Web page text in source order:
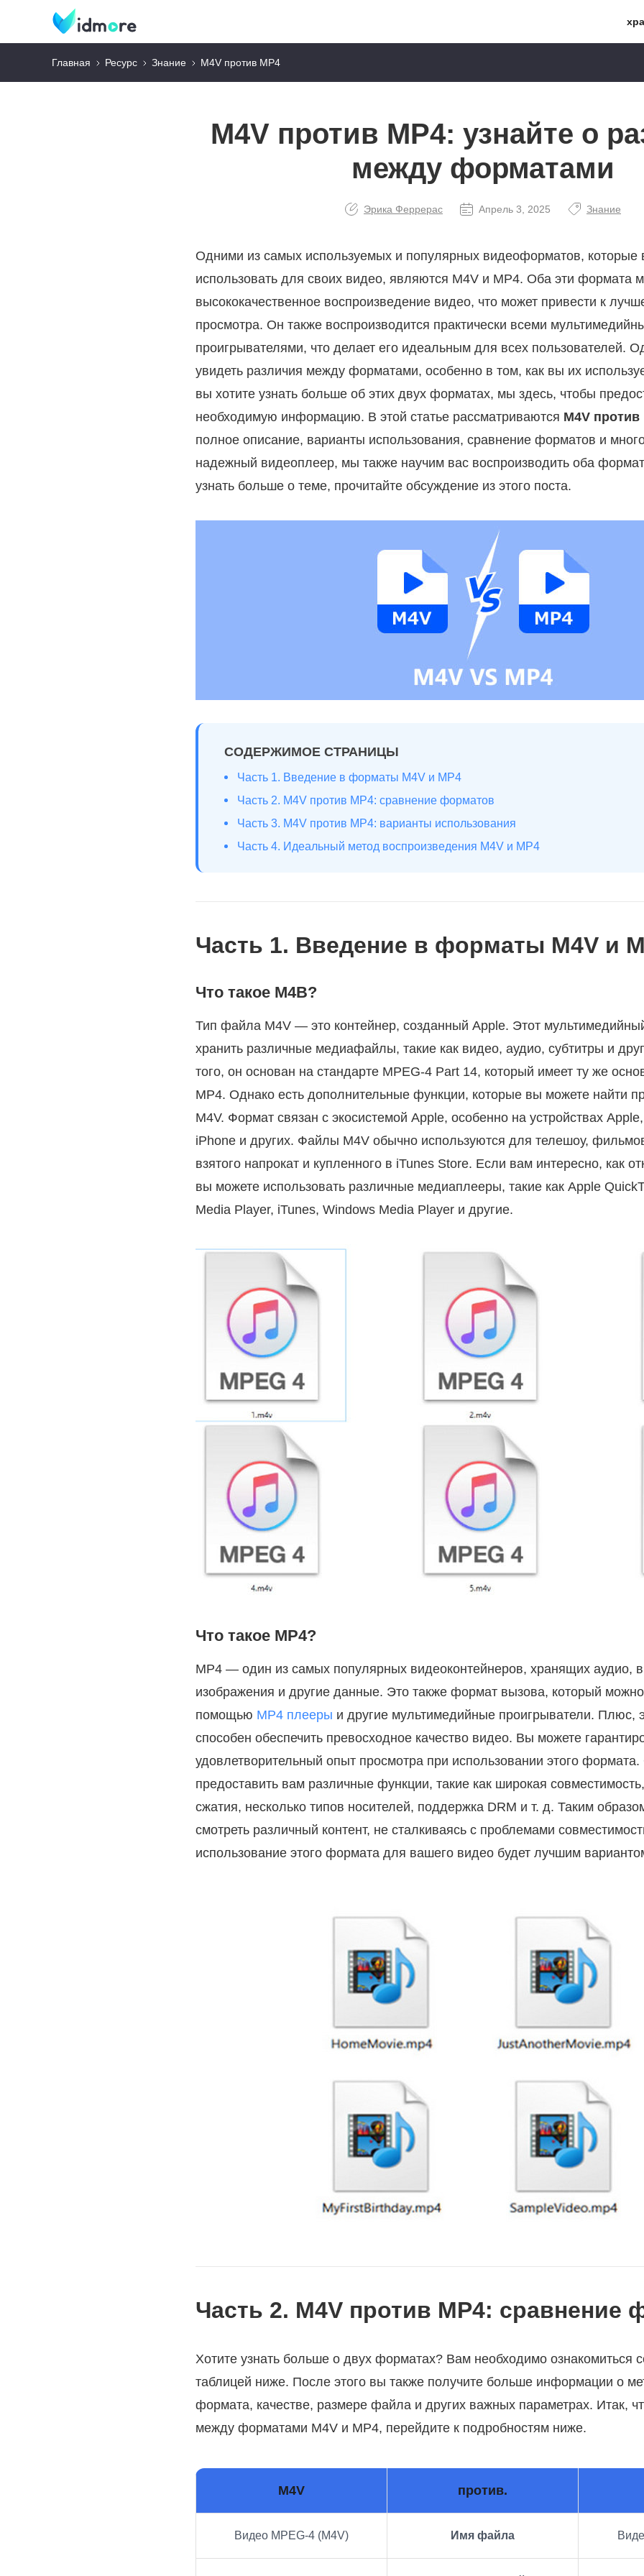
Главная Ресурс Знание M4V против MP4
M4V против MP4: узнайте о
между форматами
Эрика Феррерас Апрель 3, 2025 Знание
Одними из самых используемых и популярных видеоформатов, которые
использовать для своих видео, являются M4V и MP4. Оба эти формата
высококачественное воспроизведение видео, что может привести к
просмотра. Он также воспроизводится практически всеми
проигрывателями, что делает его идеальным для всех пользователей.
увидеть различия между форматами, особенно в том, как вы их
вы хотите узнать больше об этих двух форматах, мы здесь, чтобы
необходимую информацию. В этой статье рассматриваются M4V против
полное описание, варианты использования, сравнение форматов и
надежный видеоплеер, мы также научим вас воспроизводить оба
узнать больше о теме, прочитайте обсуждение из этого поста.
СОДЕРЖИМОЕ СТРАНИЦЫ
Часть 1. Введение в форматы M4V и MP4
Часть 2. M4V против MP4: сравнение форматов
Часть 3. M4V против MP4: варианты использования
Часть 4. Идеальный метод воспроизведения M4V и MP4
Часть 1. Введение в форматы M4V и
Что такое М4В?
Тип файла M4V — это контейнер, созданный Apple. Этот
хранить различные медиафайлы, такие как видео, аудио, субтитры и
того, он основан на стандарте MPEG-4 Part 14, который имеет ту же
MP4. Однако есть дополнительные функции, которые вы можете найти
M4V. Формат связан с экосистемой Apple, особенно на устройствах
iPhone и других. Файлы M4V обычно используются для телешоу,
взятого напрокат и купленного в iTunes Store. Если вам интересно, как
вы можете использовать различные медиаплееры, такие как Apple
Media Player, iTunes, Windows Media Player и другие.
Что такое MP4?
MP4 — один из самых популярных видеоконтейнеров, хранящих аудио,
изображения и другие данные. Это также формат вызова, который
помощью MP4 плееры и другие мультимедийные проигрыватели. Плюс,
способен обеспечить превосходное качество видео. Вы можете
удовлетворительный опыт просмотра при использовании этого
предоставить вам различные функции, такие как широкая
сжатия, несколько типов носителей, поддержка DRM и т. д. Таким
смотреть различный контент, не сталкиваясь с проблемами
использование этого формата для вашего видео будет лучшим
Часть 2. M4V против MP4: сравнение
Хотите узнать больше о двух форматах? Вам необходимо ознакомиться
таблицей ниже. После этого вы также получите больше информации о
формата, качестве, размере файла и других важных параметрах. Итак,
между форматами M4V и MP4, перейдите к подробностям ниже.
M4V против.
Видео MPEG-4 (M4V) Имя файла